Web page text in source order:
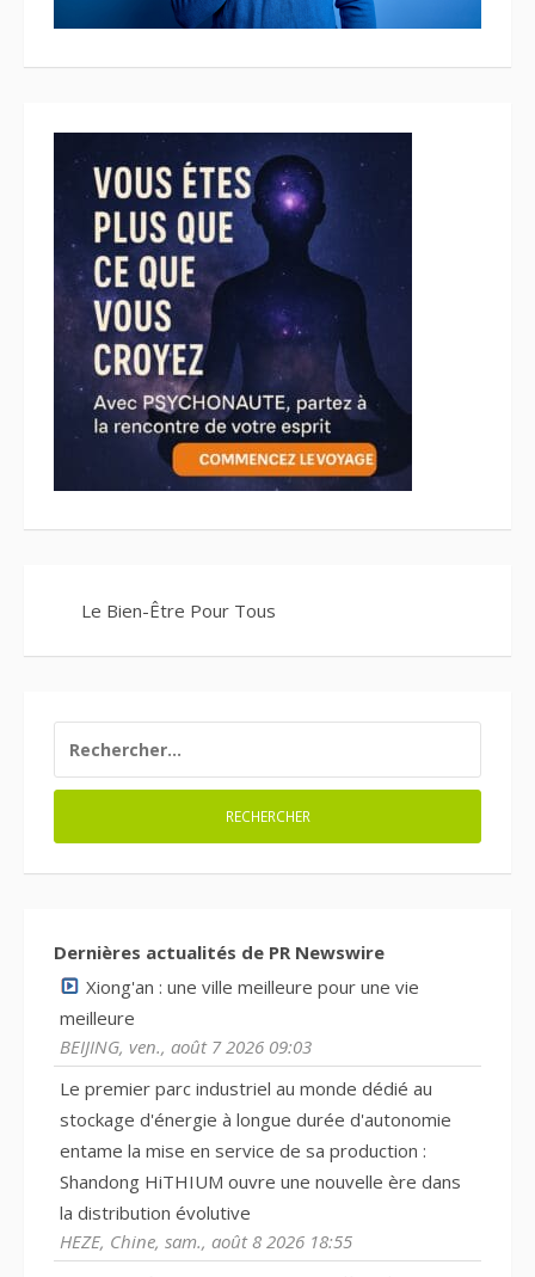
Le Bien-Être Pour Tous
Dernières actualités de PR Newswire
Xiong'an : une ville meilleure pour une vie
meilleure
BEIJING, ven., août 7 2026 09:03
Le premier parc industriel au monde dédié au
stockage d'énergie à longue durée d'autonomie
entame la mise en service de sa production :
Shandong HiTHIUM ouvre une nouvelle ère dans
la distribution évolutive
HEZE, Chine, sam., août 8 2026 18:55